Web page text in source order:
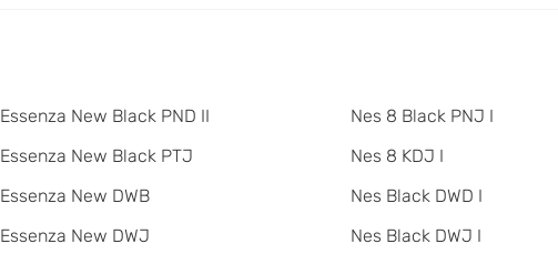
Essenza New Black PND II
Essenza New Black PTJ
Essenza New DWB
Essenza New DWJ
Nes 8 Black PNJ I
Nes 8 KDJ I
Nes Black DWD I
Nes Black DWJ I